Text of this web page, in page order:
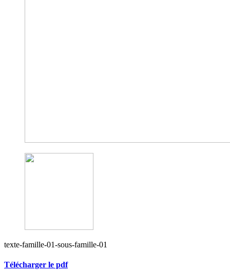
texte-famille-01-sous-famille-01
Télécharger le pdf